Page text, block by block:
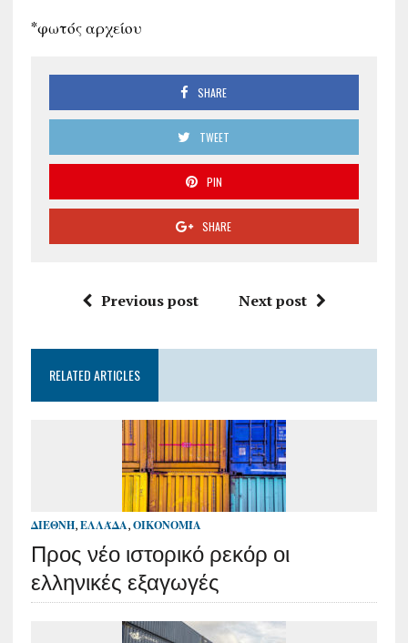
*φωτός αρχείου
SHARE
TWEET
PIN
SHARE
Previous post Next post
RELATED ARTICLES
ΔΙΕΘΝΉ, ΕΛΛΆΔΑ, ΟΙΚΟΝΟΜΊΑ
Προς νέο ιστορικό ρεκόρ οι
ελληνικές εξαγωγές